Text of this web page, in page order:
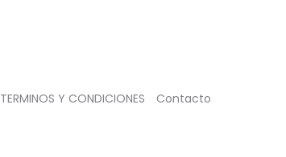
TERMINOS Y CONDICIONES Contacto